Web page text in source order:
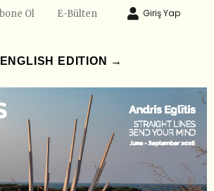
Ol E-Bülten Giriş Yap
ENGLISH EDITION →